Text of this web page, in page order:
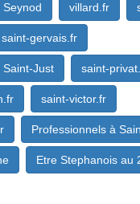
Seynod villard.fr
saint-gervais.fr
Saint-Just saint-
saint-victor.fr
Professionnels à
Etre Stephanois au